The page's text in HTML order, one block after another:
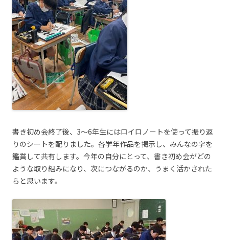
書き初め会終了後、3～6年生にはロイロノートを使って振り返
りのシートを配りました。各学年作品を掲示し、みんなの字を
鑑賞して共有します。今年の自分にとって、書き初め会がどの
ような取り組みになり、次につながるのか、うまく活かされた
らと思います。